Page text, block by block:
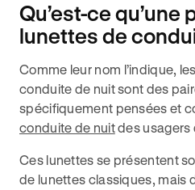
Qu’est-ce qu’une
lunettes de
Comme leur nom l’indique,
conduite de nuit sont des
spécifiquement pensées et
conduite de nuitdes usagers
Ces lunettes se présentent
de lunettes classiques, mais